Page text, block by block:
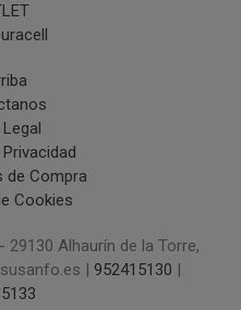
de Compra
Cookies
29130 Alhaurín de la Torre,
| 952415130